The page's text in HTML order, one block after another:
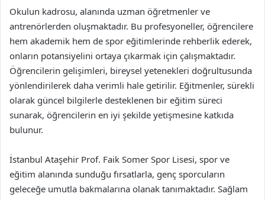
Okulun kadrosu, alanında uzman öğretmenler ve
antrenörlerden oluşmaktadır. Bu profesyoneller, öğrencilere
hem akademik hem de spor eğitimlerinde rehberlik ederek,
onların potansiyelini ortaya çıkarmak için çalışmaktadır.
Öğrencilerin gelişimleri, bireysel yetenekleri doğrultusunda
yönlendirilerek daha verimli hale getirilir. Eğitmenler, sürekli
olarak güncel bilgilerle desteklenen bir eğitim süreci
sunarak, öğrencilerin en iyi şekilde yetişmesine katkıda
bulunur.
İstanbul Ataşehir Prof. Faik Somer Spor Lisesi, spor ve
eğitim alanında sunduğu fırsatlarla, genç sporcuların
geleceğe umutla bakmalarına olanak tanımaktadır. Sağlam